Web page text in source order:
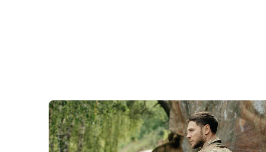
Полуботинки
Кроссовки
Трейловые кроссовки
Повседневные кроссовки